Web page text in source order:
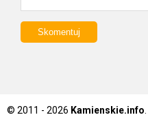
© 2011 - 2026 Kamienskie.info